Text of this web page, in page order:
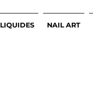
LIQUIDES NAIL ART